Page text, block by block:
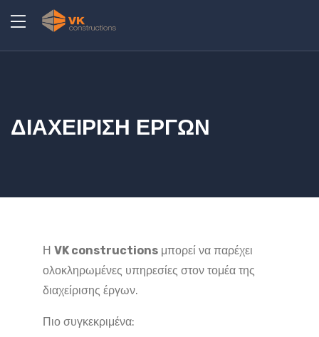
ΔΙΑΧΕΙΡΙΣΗ ΕΡΓΩΝ
Η VK constructions μπορεί να παρέχει
ολοκληρωμένες υπηρεσίες στον τομέα της
διαχείρισης έργων.
Πιο συγκεκριμένα: